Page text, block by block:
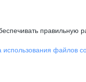
правильную
использования файлов